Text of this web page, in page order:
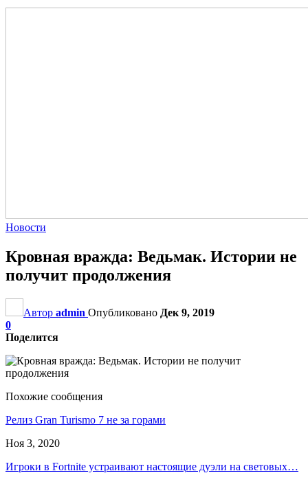
Новости
Кровная вражда: Ведьмак. Истории не
получит продолжения
Автор admin Опубликовано Дек 9, 2019
0
Поделится
Похожие сообщения
Релиз Gran Turismo 7 не за горами
Ноя 3, 2020
Игроки в Fortnite устраивают настоящие дуэли на световых…